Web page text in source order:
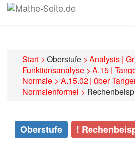
Start > Oberstufe > Analysis |
Funktionsanalyse > A.15 |
Normale > A.15.02 | über
Normalenformel >
Oberstufe !